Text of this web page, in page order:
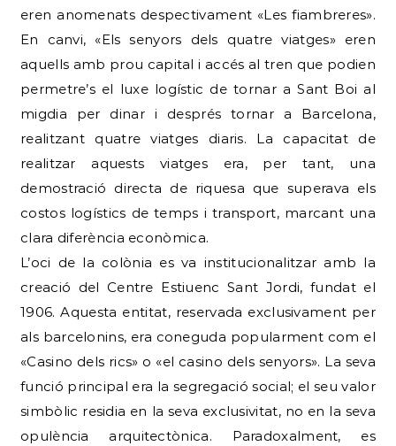
eren anomenats despectivament «Les fiambreres».
En canvi, «Els senyors dels quatre viatges» eren
aquells amb prou capital i accés al tren que podien
permetre’s el luxe logístic de tornar a Sant Boi al
migdia per dinar i després tornar a Barcelona,
realitzant quatre viatges diaris. La capacitat de
realitzar aquests viatges era, per tant, una
demostració directa de riquesa que superava els
costos logístics de temps i transport, marcant una
clara diferència econòmica.
L’oci de la colònia es va institucionalitzar amb la
creació del Centre Estiuenc Sant Jordi, fundat el
1906. Aquesta entitat, reservada exclusivament per
als barcelonins, era coneguda popularment com el
«Casino dels rics» o «el casino dels senyors». La seva
funció principal era la segregació social; el seu valor
simbòlic residia en la seva exclusivitat, no en la seva
opulència arquitectònica. Paradoxalment, es